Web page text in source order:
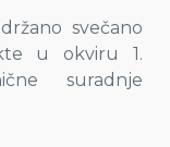
svečano
u okviru 1.
suradnje